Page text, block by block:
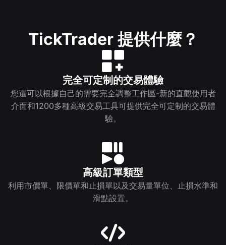
TickTrader 提供什麼？
完全可定制的交易體驗
您還可以根據自己的需要完全調整工作區-新的直觀使用者
介面和1200多種高級交易工具可提供完全可定制的交易體
驗。
高級訂單類型
利用市價單、限價單和止損單以及交易量單位、止損水準和
滑點設置。